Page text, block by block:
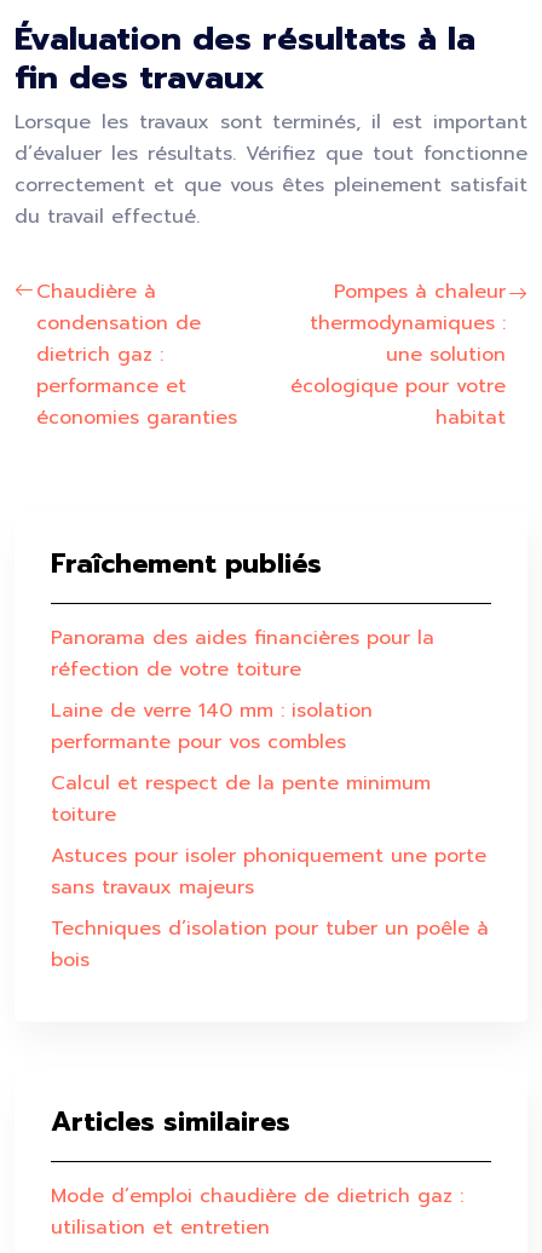
Évaluation des résultats à la
fin des travaux
Lorsque les travaux sont terminés, il est important
d’évaluer les résultats. Vérifiez que tout fonctionne
correctement et que vous êtes pleinement satisfait
du travail effectué.
Chaudière à
condensation de
dietrich gaz :
performance et
économies garanties
Pompes à chaleur
thermodynamiques :
une solution
écologique pour votre
habitat
Fraîchement publiés
Panorama des aides financières pour la
réfection de votre toiture
Laine de verre 140 mm : isolation
performante pour vos combles
Calcul et respect de la pente minimum
toiture
Astuces pour isoler phoniquement une porte
sans travaux majeurs
Techniques d’isolation pour tuber un poêle à
bois
Articles similaires
Mode d’emploi chaudière de dietrich gaz :
utilisation et entretien